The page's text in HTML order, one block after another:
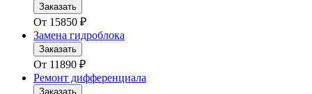
Заказать
От 15850 ₽
Замена гидроблока
Заказать
От 11890 ₽
Ремонт дифференциала
Заказать